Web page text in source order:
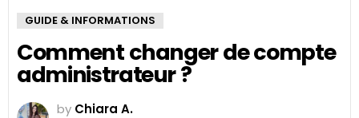
GUIDE & INFORMATIONS
Comment changer de compte
administrateur ?
by Chiara A.